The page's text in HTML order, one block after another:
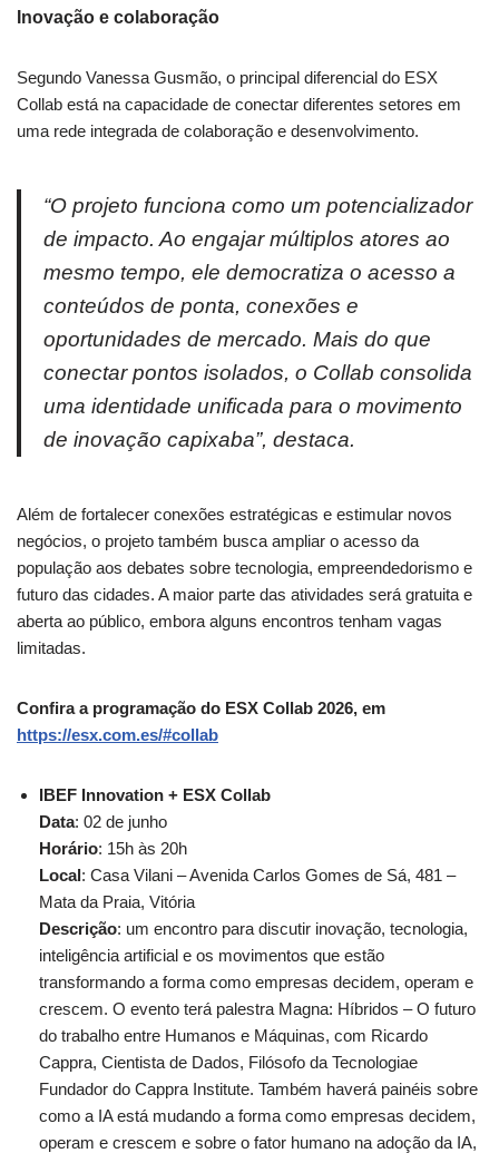
Inovação e colaboração
Segundo Vanessa Gusmão, o principal diferencial do ESX
Collab está na capacidade de conectar diferentes setores em
uma rede integrada de colaboração e desenvolvimento.
“O projeto funciona como um potencializador
de impacto. Ao engajar múltiplos atores ao
mesmo tempo, ele democratiza o acesso a
conteúdos de ponta, conexões e
oportunidades de mercado. Mais do que
conectar pontos isolados, o Collab consolida
uma identidade unificada para o movimento
de inovação capixaba”, destaca.
Além de fortalecer conexões estratégicas e estimular novos
negócios, o projeto também busca ampliar o acesso da
população aos debates sobre tecnologia, empreendedorismo e
futuro das cidades. A maior parte das atividades será gratuita e
aberta ao público, embora alguns encontros tenham vagas
limitadas.
Confira a programação do ESX Collab 2026, em
https://esx.com.es/#collab
IBEF Innovation + ESX Collab
Data: 02 de junho
Horário: 15h às 20h
Local: Casa Vilani – Avenida Carlos Gomes de Sá, 481 –
Mata da Praia, Vitória
Descrição: um encontro para discutir inovação, tecnologia,
inteligência artificial e os movimentos que estão
transformando a forma como empresas decidem, operam e
crescem. O evento terá palestra Magna: Híbridos – O futuro
do trabalho entre Humanos e Máquinas, com Ricardo
Cappra, Cientista de Dados, Filósofo da Tecnologiae
Fundador do Cappra Institute. Também haverá painéis sobre
como a IA está mudando a forma como empresas decidem,
operam e crescem e sobre o fator humano na adoção da IA,